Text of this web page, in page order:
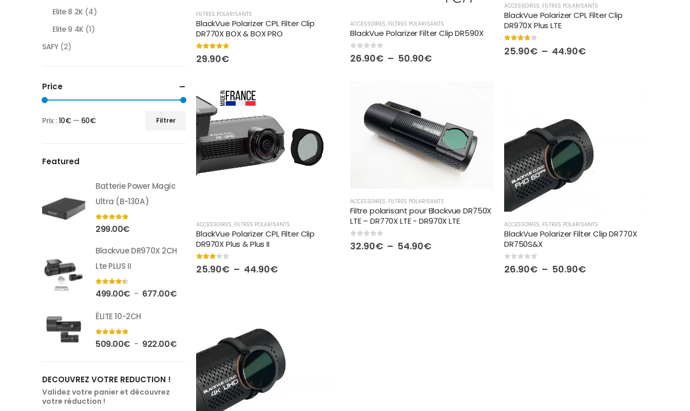
FILTRES POLARISANTS
BlackVue Polarizer CPL Filter Clip
DR770X BOX & BOX PRO
5.00 out of 5
29.90€
ACCESSOIRES, FILTRES POLARISANTS
BlackVue Polarizer Filter Clip DR590X
0out of 5
26.90€ – 50.90€Plage
ACCESSOIRES, FILTRES POLARISANTS
BlackVue Polarizer CPL Filter Clip
DR970X Plus LTE
out of 5
25.90€ – 44.90€Plage
ACCESSOIRES, FILTRES POLARISANTS
BlackVue Polarizer CPL Filter Clip
DR970X Plus & Plus II
3.00 out of 5
25.90€ – 44.90€Plage
ACCESSOIRES, FILTRES POLARISANTS
Filtre polarisant pour Blackvue DR750X
LTE – DR770X LTE - DR970X LTE
0out of 5
32.90€ – 54.90€Plage
ACCESSOIRES, FILTRES POLARISANTS
BlackVue Polarizer Filter Clip DR770X
DR750S&X
0out of 5
26.90€ – 50.90€Plage
Elite 8 2K (4)
Elite 9 4K (1)
SAFY (2)
Price
min
max
Filtrer
Prix :10€— 60€
Featured
Batterie Power Magic
Ultra (B-130A)
5.00out of 5
299.00€
Blackvue DR970X 2CH
Lte PLUS II
4.33out of 5
499.00€ – 677.00€Plage
à
677.00€
ÉLITE 10-2CH
4.75out of 5
509.00€ – 922.00€Plage
509.00€
922.00€
DECOUVREZ VOTRE REDUCTION !
Validez votre panier et découvrez
votre réduction !